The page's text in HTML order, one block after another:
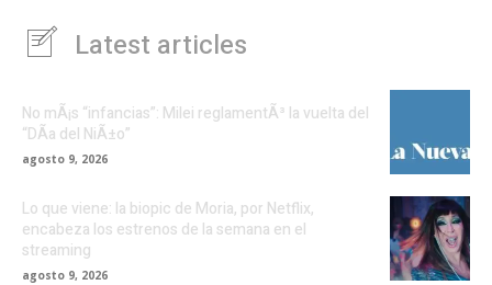
Latest articles
No mÃ¡s “infancias”: Milei reglamentÃ³ la vuelta del
“DÃ­a del NiÃ±o”
agosto 9, 2026
Lo que viene: la biopic de Moria, por Netflix,
encabeza los estrenos de la semana en el
streaming
agosto 9, 2026